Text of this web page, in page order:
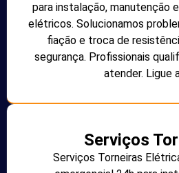
para instalação, manutenção
elétricos. Solucionamos
fiação e troca de
segurança. Profissionais
atender. Ligue
Serviços
Serviços Torneiras